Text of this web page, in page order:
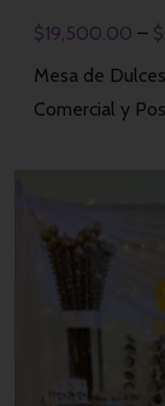
$19,500.00 – $
Mesa de
Comercial y